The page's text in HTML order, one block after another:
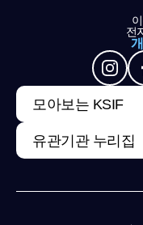
전
모아보는 KSIF
유관기관 누리집